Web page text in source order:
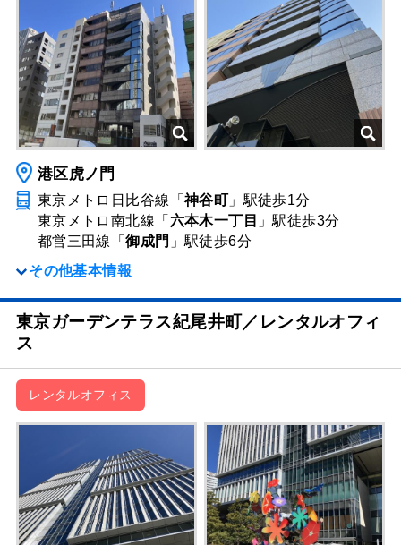
港区虎ノ門
東京メトロ日比谷線「 神谷町 」駅徒歩1分
東京メトロ南北線「 六本木一丁目 」駅徒歩3分
都営三田線「御成門 」駅徒歩6分
その他基本情報
東京ガーデンテラス紀尾井町／レンタルオフィ
ス
レンタルオフィス